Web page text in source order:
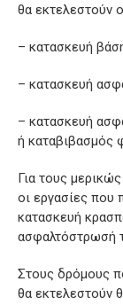
θα εκτελεστούν
– κατασκευή
– κατασκευή
– κατασκευή
ή καταβιβασμός
Για τους
οι εργασίες που
κατασκευή
ασφαλτόστρωσή
Στους δρόμους
θα εκτελεστούν